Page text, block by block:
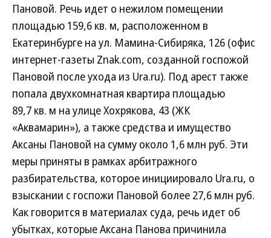
Пановой. Речь идет о нежилом помещении
площадью 159,6 кв. м, расположенном в
Екатеринбурге на ул. Мамина-Сибиряка, 126 (офис
интернет-газеты Znak.com, созданной госпожой
Пановой после ухода из Ura.ru). Под арест также
попала двухкомнатная квартира площадью
89,7 кв. м на улице Хохрякова, 43 (ЖК
«Аквамарин»), а также средства и имущество
Аксаны Пановой на сумму около 1,6 млн руб. Эти
меры приняты в рамках арбитражного
разбирательства, которое инициировало Ura.ru, о
взыскании с госпожи Пановой более 27,6 млн руб.
Как говорится в материалах суда, речь идет об
убытках, которые Аксана Панова причинила